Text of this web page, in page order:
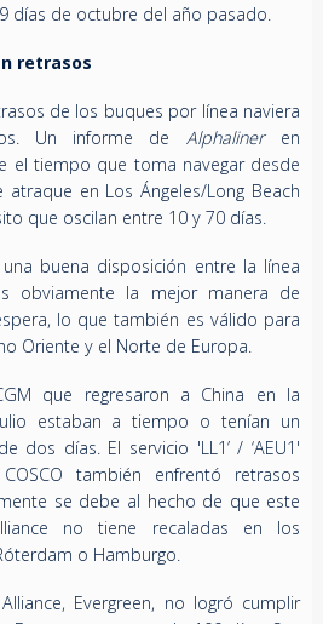
días de octubre del año pasado.
retrasos
de los buques por línea naviera
Un informe de Alphalineren
el tiempo que toma navegar desde
en Los Ángeles/Long Beach
que oscilan entre 10 y 70 días.
buena disposición entre la línea
obviamente la mejor manera de
lo que también es válido para
Oriente y el Norte de Europa.
que regresaron a China en la
estaban a tiempo o tenían un
dos días. El servicio 'LL1’ / ‘AEU1'
también enfrentó retrasos
se debe al hecho de que este
no tiene recaladas en los
o Hamburgo.
Evergreen, no logró cumplir